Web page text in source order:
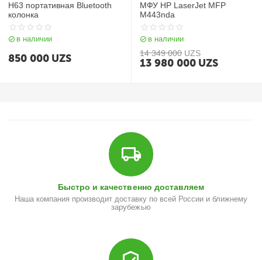
H63 портативная Bluetooth
колонка
в наличии
850 000 UZS
МФУ HP LaserJet MFP
M443nda
в наличии
14 349 000 UZS
13 980 000 UZS
Быстро и качественно доставляем
Наша компания производит доставку по всей России и ближнему
зарубежью